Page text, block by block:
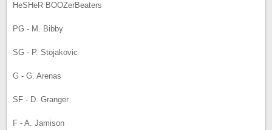
HeSHeR BOOZerBeaters
PG - M. Bibby
SG - P. Stojakovic
G - G. Arenas
SF - D. Granger
F - A. Jamison